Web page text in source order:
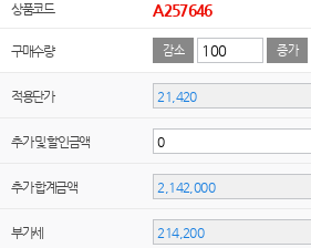
상품코드 A257646
구매수량 감소 증가
적용단가
추가 및 할인금액
추가 합계금액
부가세